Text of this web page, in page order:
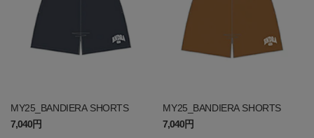
MY25_BANDIERA SHORTS
7,040円
MY25_BANDIERA SHORTS
7,040円